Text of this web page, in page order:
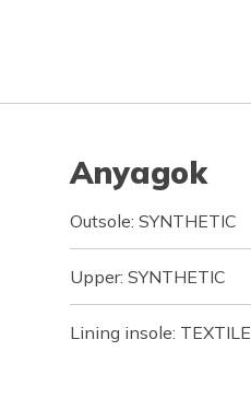
Anyagok
Outsole: SYNTHETIC
Upper: SYNTHETIC
Lining insole: TEXTILE